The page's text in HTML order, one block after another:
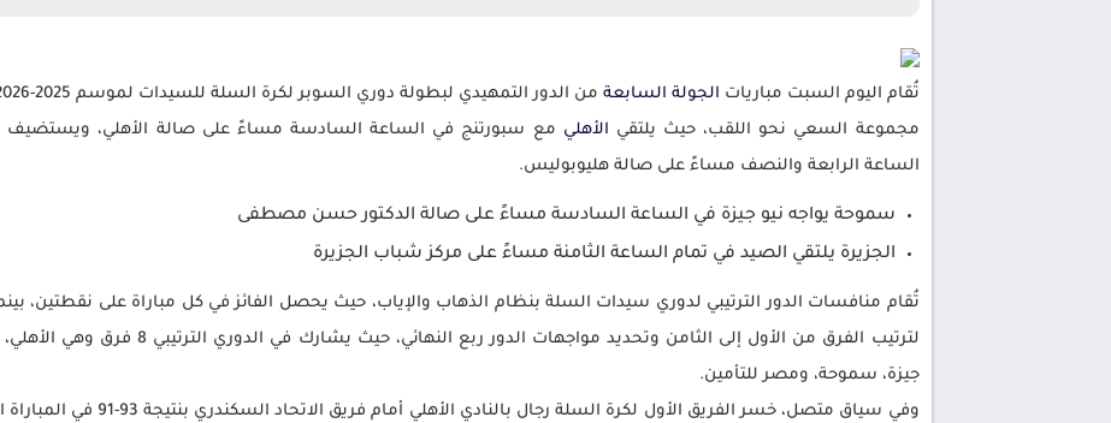
تُقام اليوم السبت مباريات الجولة السابعة
مجموعة السعي نحو اللقب، حيث يلتقي الأهلي مع سبورتنج في الساعة السادسة مساءً على صالة الأهلي، ويستضيف
الساعة الرابعة والنصف مساءً على صالة هليوبوليس.
سموحة يواجه نيو جيزة في الساعة السادسة مساءً على صالة الدكتور حسن مصطفى
الجزيرة يلتقي الصيد في تمام الساعة الثامنة مساءً على مركز شباب الجزيرة
تُقام منافسات الدور الترتيبي لدوري سيدات السلة بنظام الذهاب والإياب، حيث يحصل الفائز في كل مباراة على نقطتين،
لترتيب الفرق من الأول إلى الثامن وتحديد
جيزة، سموحة، ومصر للتأمين.
وفي سياق متصل، خسر الفريق الأول